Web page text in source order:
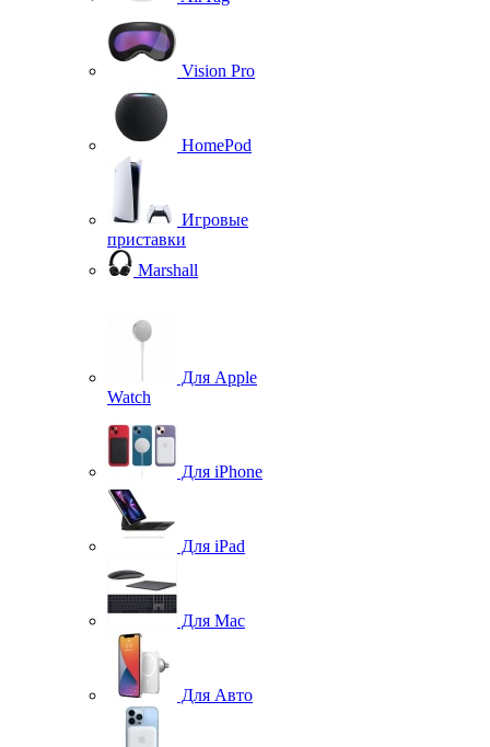
Vision Pro
HomePod
Игровые
приставки
Marshall
Для Apple
Watch
Для iPhone
Для iPad
Для Mac
Для Авто